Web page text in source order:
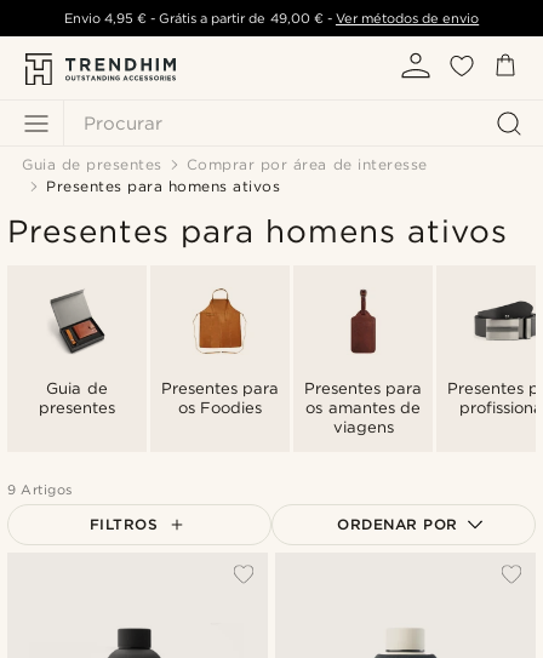
Procurar
Envio 4,95 €- Grátis a partir de 49,00 €- Ver métodos de envio
Guia de presentes
Comprar por área de interesse
Presentes para homens ativos
Presentes para homens ativos
Guia de
presentes
Presentes para
os Foodies
Presentes para
os amantes de
viagens
Presentes
9 Artigos
FILTROS ORDENAR POR